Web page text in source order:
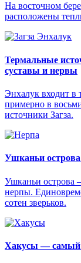
На восточном
расположены
Термальные
суставы и нервы
Энхалук входит в
примерно в
источники Загза.
Ушканьи
Ушканьи острова
нерпы.
сотен зверьков.
Хакусы — самый